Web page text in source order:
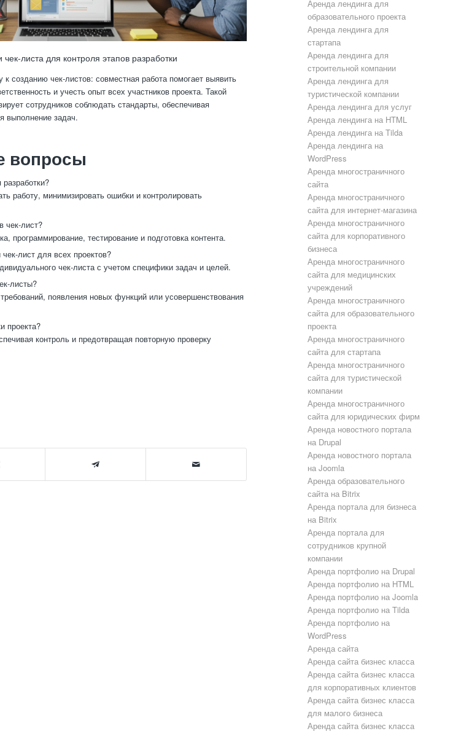
листа для контроля этапов разработки
созданию чек-листов: совместная работа помогает выявить
и учесть опыт всех участников проекта. Такой
сотрудников соблюдать стандарты, обеспечивая
выполнение задач.
вопросы
работу, минимизировать ошибки и контролировать
чек-лист?
программирование, тестирование и подготовка контента.
лист для всех проектов?
чек-листа с учетом специфики задач и целей.
листы?
появления новых функций или усовершенствования
проекта?
контроль и предотвращая повторную проверку
Аренда лендинга для
образовательного проекта
Аренда лендинга для
стартапа
Аренда лендинга для
строительной компании
Аренда лендинга для
туристической компании
Аренда лендинга для услуг
Аренда лендинга на HTML
Аренда лендинга на Tilda
Аренда лендинга на
WordPress
Аренда многостраничного
сайта
Аренда многостраничного
сайта для интернет-магазина
Аренда многостраничного
сайта для корпоративного
бизнеса
Аренда многостраничного
сайта для медицинских
учреждений
Аренда многостраничного
сайта для образовательного
проекта
Аренда многостраничного
сайта для стартапа
Аренда многостраничного
сайта для туристической
компании
Аренда многостраничного
сайта для юридических фирм
Аренда новостного портала
на Drupal
Аренда новостного портала
на Joomla
Аренда образовательного
сайта на Bitrix
Аренда портала для бизнеса
на Bitrix
Аренда портала для
сотрудников крупной
компании
Аренда портфолио на Drupal
Аренда портфолио на HTML
Аренда портфолио на Joomla
Аренда портфолио на Tilda
Аренда портфолио на
WordPress
Аренда сайта
Аренда сайта бизнес класса
Аренда сайта бизнес класса
для корпоративных клиентов
Аренда сайта бизнес класса
для малого бизнеса
Аренда сайта бизнес класса